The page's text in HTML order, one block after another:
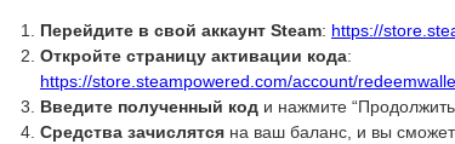
Перейдите в свой аккаунт Steam: https://
Откройте страницу активации кода:
https://store.steampowered.com/account/
Введите полученный код и нажмите
Средства зачислятся на ваш баланс, и вы